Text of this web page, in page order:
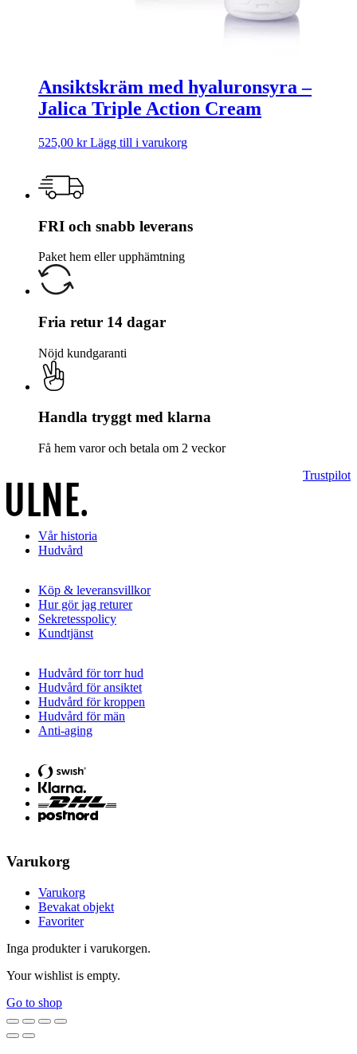
Ansiktskräm med hyaluronsyra –
Jalica Triple Action Cream
525,00 kr Lägg till i varukorg
FRI och snabb leverans
Paket hem eller upphämtning
Fria retur 14 dagar
Nöjd kundgaranti
Handla tryggt med klarna
Få hem varor och betala om 2 veckor
Trustpilot
Vår historia
Hudvård
Köp & leveransvillkor
Hur gör jag returer
Sekretesspolicy
Kundtjänst
Hudvård för torr hud
Hudvård för ansiktet
Hudvård för kroppen
Hudvård för män
Anti-aging
Varukorg
Varukorg
Bevakat objekt
Favoriter
Inga produkter i varukorgen.
Your wishlist is empty.
Go to shop